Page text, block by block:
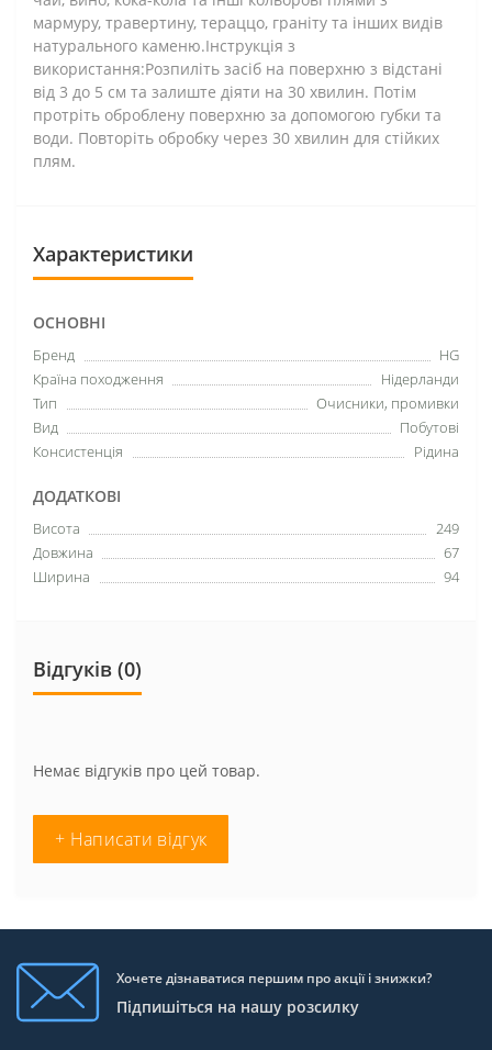
мармуру, травертину, тераццо, граніту та інших видів
натурального каменю.Інструкція з
використання:Розпиліть засіб на поверхню з відстані
від 3 до 5 см та залиште діяти на 30 хвилин. Потім
протріть оброблену поверхню за допомогою губки та
води. Повторіть обробку через 30 хвилин для стійких
плям.
Характеристики
ОСНОВНІ
Бренд
HG
Країна походження
Нідерланди
Тип
Очисники, промивки
Вид
Побутові
Консистенція
Рідина
ДОДАТКОВІ
Висота
249
Довжина
67
Ширина
94
Відгуків (0)
Немає відгуків про цей товар.
+ Написати відгук
Хочете дізнаватися першим про акції і знижки?
Підпишіться на нашу розсилку